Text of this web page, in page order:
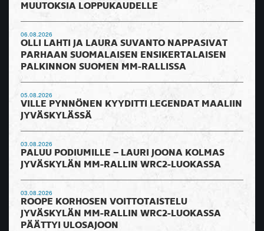
MUUTOKSIA LOPPUKAUDELLE
06.08.2026
OLLI LAHTI JA LAURA SUVANTO NAPPASIVAT
PARHAAN SUOMALAISEN ENSIKERTALAISEN
PALKINNON SUOMEN MM-RALLISSA
05.08.2026
VILLE PYNNÖNEN KYYDITTI LEGENDAT MAALIIN
JYVÄSKYLÄSSÄ
03.08.2026
PALUU PODIUMILLE – LAURI JOONA KOLMAS
JYVÄSKYLÄN MM-RALLIN WRC2-LUOKASSA
03.08.2026
ROOPE KORHOSEN VOITTOTAISTELU
JYVÄSKYLÄN MM-RALLIN WRC2-LUOKASSA
PÄÄTTYI ULOSAJOON